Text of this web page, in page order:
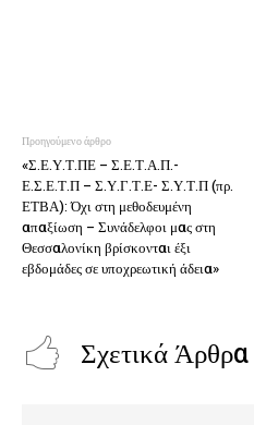
Προηγούμενο άρθρο
«Σ.Ε.Υ.Τ.ΠΕ – Σ.Ε.Τ.Α.Π.-
Ε.Σ.Ε.Τ.Π – Σ.Υ.Γ.Τ.Ε- Σ.Υ.Τ.Π (πρ.
ΕΤΒΑ): Όχι στη μεθοδευμένη
απαξίωση – Συνάδελφοι μας στη
Θεσσαλονίκη βρίσκονται έξι
εβδομάδες σε υποχρεωτική άδεια»
Σχετικά Άρθρα